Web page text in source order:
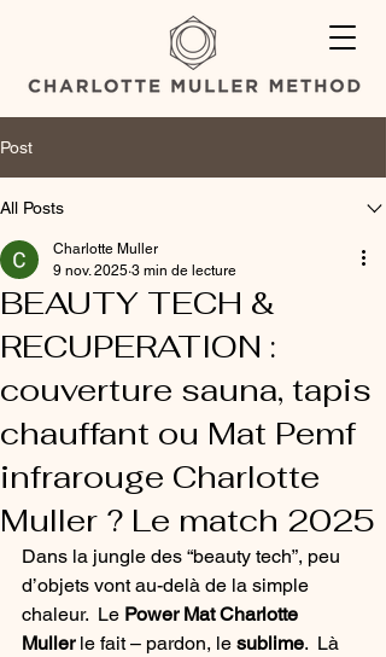
Post
All Posts
BEAUTY TECH &
RECUPERATION :
couverture sauna, tapis
chauffant ou Mat Pemf
infrarouge Charlotte
Muller ? Le match 2025
Charlotte Muller
9 nov. 2025 3 min de lecture
Dans la jungle des “beauty tech”, peu
d’objets vont au-delà de la simple
chaleur.  Le Power Mat Charlotte
Muller le fait – pardon, le sublime.  Là